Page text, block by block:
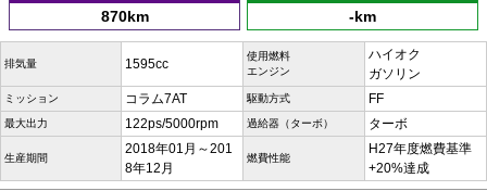
870km -km
排気量 1595cc
使用燃料
エンジン
ハイオク
ガソリン
ミッション コラム7AT 駆動方式 FF
最大出力 122ps/5000rpm 過給器（ターボ） ターボ
生産期間
2018年01月～201
8年12月
燃費性能
H27年度燃費基準
+20%達成